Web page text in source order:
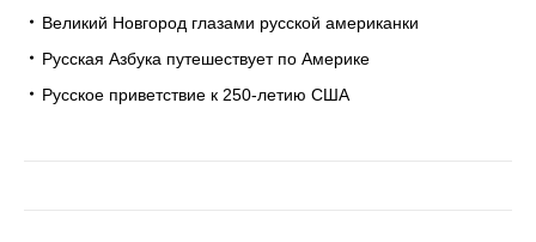
Великий Новгород глазами русской американки
Русская Азбука путешествует по Америке
Русское приветствие к 250-летию США